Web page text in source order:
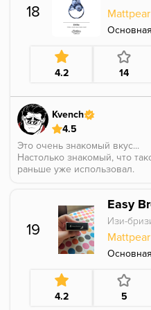
Это не ужасно, но
отдохнуть от криков ярких
18 Mattpear
Основная
4.2 14
Kvench
4.5
Это очень знакомый вкус...
Настолько знакомый, что
раньше уже использовал.
Единственное, что отличает
которую я использовал
ориентала.
По вкусу вкусно.
Возможно есть схожесть с
прошлый вкус.
19
Easy
Изи-
Mattpear
Основная
4.2 5